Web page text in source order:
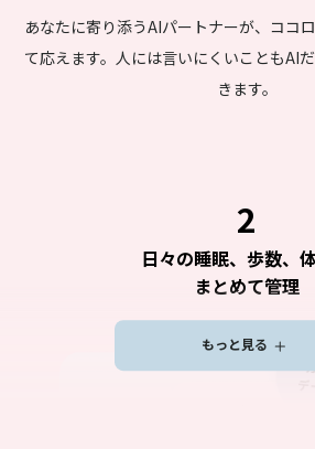
あなたに寄り添うAIパートナーが、ココ
て応えます。 人には言いにくいこともAI
きます。
2
日々の睡眠、歩数、
まとめて管理
もっと見る